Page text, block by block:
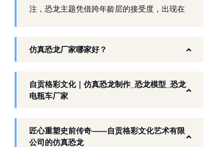
注，恐龙主题凭借跨年龄层的接受度，出现在
生态。自贡格彩文化艺术有限公司扎根本地产
以工厂生产能力，为各地客户提供史前主题相
关产品与服务。
工厂生产基础 构建恐龙产业全链服务
作为开展史前仿真模型生产的恐龙制作工厂，
仿真恐龙厂家哪家好？
自贡格彩文化｜仿真恐龙制作_恐龙模型_恐龙
电瓶车厂家
匠心重塑史前传奇——自贡格彩文化艺术有限
公司的仿真恐龙